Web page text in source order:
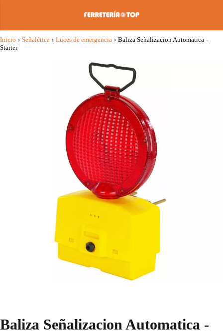
Inicio › Señalética › Luces de emergencia › Baliza Señalizacion Automatica -
Starter
Baliza Señalizacion Automatica -